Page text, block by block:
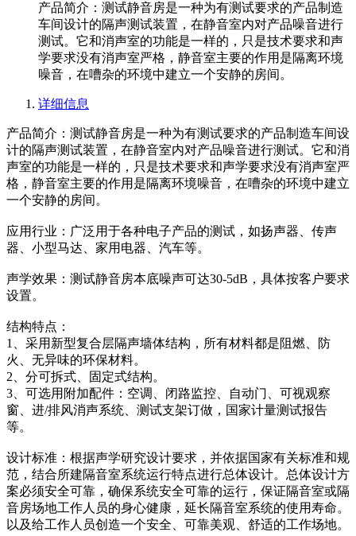
产品简介：测试静音房是一种为有测试要求的产品制造
车间设计的隔声测试装置，在静音室内对产品噪音进行
测试。它和消声室的功能是一样的，只是技术要求和声
学要求没有消声室严格，静音室主要的作用是隔离环境
噪音，在嘈杂的环境中建立一个安静的房间。
详细信息
产品简介：测试静音房是一种为有测试要求的产品制造车间设
计的隔声测试装置，在静音室内对产品噪音进行测试。它和消
声室的功能是一样的，只是技术要求和声学要求没有消声室严
格，静音室主要的作用是隔离环境噪音，在嘈杂的环境中建立
一个安静的房间。
应用行业：广泛用于各种电子产品的测试，如扬声器、传声
器、小型马达、家用电器、汽车等。
声学效果：测试静音房本底噪声可达30-5dB，具体按客户要求
设置。
结构特点：
1、采用新型复合层隔声墙体结构，所有材料都是阻燃、防
火、无异味的环保材料。
2、分可拆式、固定式结构。
3、可选用附加配件：空调、闭路监控、自动门、可视观察
窗、进/排风消声系统、测试支架订做，国家计量测试报告
等。
设计标准：根据声学研究设计要求，并依据国家有关标准和规
范，结合所建隔音室系统运行特点进行总体设计。总体设计方
案必须安全可靠，确保系统安全可靠的运行，保证隔音室或隔
音房场地工作人员的身心健康，延长隔音室系统的使用寿命。
以及给工作人员创造一个安全、可靠美观、舒适的工作场地。